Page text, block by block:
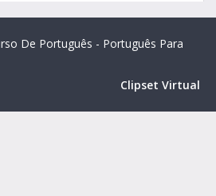
De Português - Português Para
Clipset Virtual